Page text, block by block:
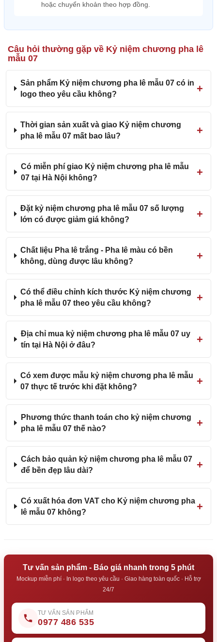
hoặc chuyển khoản theo hợp đồng.
Câu hỏi thường gặp về Kỷ niệm chương pha lê
mẫu 07
Sản phẩm Kỷ niệm chương pha lê mẫu 07 có in
logo theo yêu cầu không?
Thời gian sản xuất và giao Kỷ niệm chương
pha lê mẫu 07 mất bao lâu?
Có miễn phí giao Kỷ niệm chương pha lê mẫu
07 tại Hà Nội không?
Đặt kỷ niệm chương pha lê mẫu 07 số lượng
lớn có được giảm giá không?
Chất liệu Pha lê trắng - Pha lê màu có bền
không, dùng được lâu không?
Có thể điều chỉnh kích thước Kỷ niệm chương
pha lê mẫu 07 theo yêu cầu không?
Địa chỉ mua kỷ niệm chương pha lê mẫu 07 uy
tín tại Hà Nội ở đâu?
Có xem được mẫu kỷ niệm chương pha lê mẫu
07 thực tế trước khi đặt không?
Phương thức thanh toán cho kỷ niệm chương
pha lê mẫu 07 thế nào?
Cách bảo quản kỷ niệm chương pha lê mẫu 07
để bền đẹp lâu dài?
Có xuất hóa đơn VAT cho Kỷ niệm chương pha
lê mẫu 07 không?
Tư vấn sản phẩm - Báo giá nhanh trong 5 phút
Mockup miễn phí · In logo theo yêu cầu · Giao hàng toàn quốc · Hỗ trợ
24/7
TƯ VẤN SẢN PHẨM
0977 486 535